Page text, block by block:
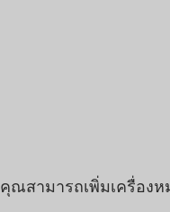
คุณสามารถเพิ่มเครื่อง